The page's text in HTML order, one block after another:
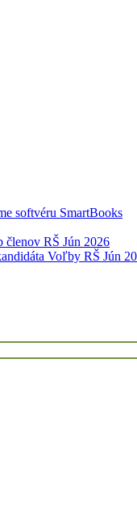
softvéru SmartBooks
členov RŠ Jún 2026
Voľby RŠ Jún